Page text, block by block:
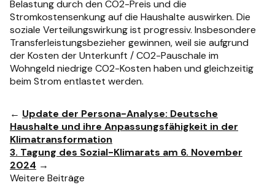
Belastung durch den CO2-Preis und die
Stromkostensenkung auf die Haushalte auswirken. Die
soziale Verteilungswirkung ist progressiv. Insbesondere
Transferleistungsbezieher gewinnen, weil sie aufgrund
der Kosten der Unterkunft / CO2-Pauschale im
Wohngeld niedrige CO2-Kosten haben und gleichzeitig
beim Strom entlastet werden.
← Update der Persona-Analyse: Deutsche
Haushalte und ihre Anpassungsfähigkeit in der
Klimatransformation
3. Tagung des Sozial-Klimarats am 6. November
2024 →
Weitere Beiträge